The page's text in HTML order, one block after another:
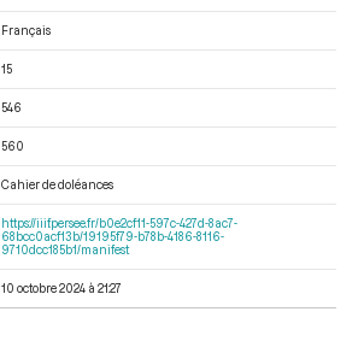
Français
15
546
560
Cahier de doléances
https://iiif.persee.fr/b0e2cf11-597c-427d-8ac7-
68bcc0acf13b/19195f79-b78b-4186-8116-
9710dcc185b1/manifest
10 octobre 2024 à 21:27